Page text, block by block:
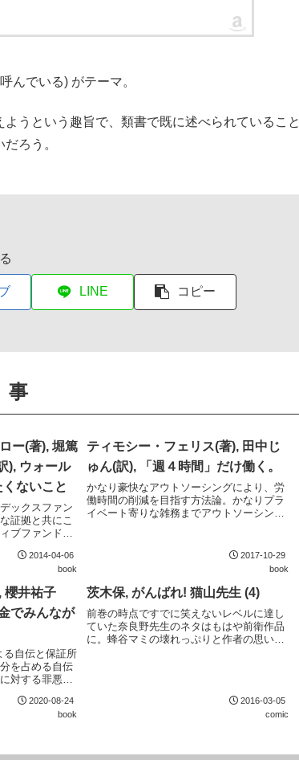
んでいる) がテーマ。
うという趣旨で、類書で既に述べられていること
ろう。
LINE コピー
ー(著), 堀篤
), ウォール
ないこと
ックスファン
証拠と共にこ
ブファンドに
スファンドの
まとまってい
2014-04-06
book
ティモシー・フェリス(著), 田中じ
ゅん(訳), 「週４時間」だけ働く。
かなり豪快なアウトソーシングにより、労
働時間の削減を目指す方法論。かなりプラ
イベート寄りな雑務までアウトソーシング
必要な各種サイトが示されているのも良
2017-10-29
book
櫻井祐子
でみんなが
る自伝と保証所
を占める自伝
対する罪悪感
ッカーバーグ
幸運 (著者は
2020-08-24
book
茨木保, がんばれ! 猫山先生 (4)
前巻の時点ですでに笑えないレベルに達し
ていた奈良野先生のネタはもはや前衛作品
に。蜂谷マミの壊れっぷりと作者の思い入
2016-03-05
comic